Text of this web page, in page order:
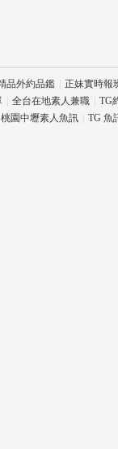
品外約品鑑
正妹實時報
全台在地素人兼職
TG
桃園中壢素人魚訊 TG 魚